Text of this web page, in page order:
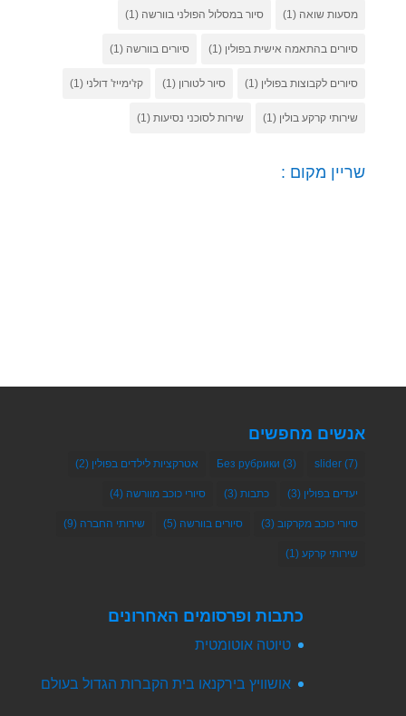
מסעות שואה (1) סיור במסלול הפולני בוורשה (1)
סיורים בהתאמה אישית בפולין (1) סיורים בוורשה (1)
סיורים לקבוצות בפולין (1) סיור לטורון (1) קז'ימייז' דולני (1)
שירותי קרקע בולין (1) שירות לסוכני נסיעות(1)
שריין מקום :
אנשים מחפשים
slider (7)
Без рубрики (3) אטרקציות לילדים בפולין (2)
יעדים בפולין (3) כתבות(3) סיורי כוכב מוורשה (4)
סיורי כוכב מקרקוב(3) סיורים בוורשה (5) שירותי החברה (9)
שירותי קרקע(1)
כתבות ופרסומים האחרונים
טיוטה אוטומטית
אושוויץ בירקנאו בית הקברות הגדול בעולם